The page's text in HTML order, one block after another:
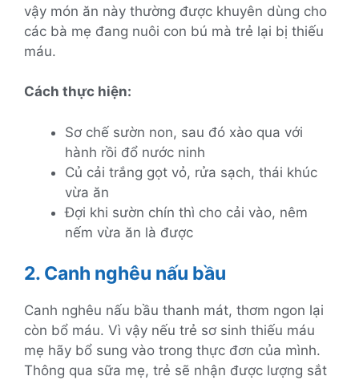
vậy món ăn này thường được khuyên dùng cho
các bà mẹ đang nuôi con bú mà trẻ lại bị thiếu
máu.
Cách thực hiện:
Sơ chế sườn non, sau đó xào qua với
hành rồi đổ nước ninh
Củ cải trắng gọt vỏ, rửa sạch, thái khúc
vừa ăn
Đợi khi sườn chín thì cho cải vào, nêm
nếm vừa ăn là được
2. Canh nghêu nấu bầu
Canh nghêu nấu bầu thanh mát, thơm ngon lại
còn bổ máu. Vì vậy nếu trẻ sơ sinh thiếu máu
mẹ hãy bổ sung vào trong thực đơn của mình.
Thông qua sữa mẹ, trẻ sẽ nhận được lượng sắt